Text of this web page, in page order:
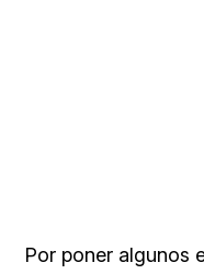
Por poner algunos